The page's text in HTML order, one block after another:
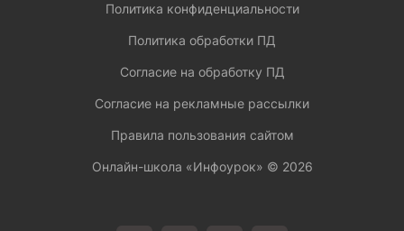
Политика конфиденциальности
Политика обработки ПД
Согласие на обработку ПД
Согласие на рекламные рассылки
Правила пользования сайтом
Онлайн-школа «Инфоурок» © 2026